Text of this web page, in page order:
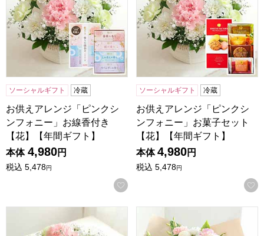
ソーシャルギフト 冷蔵
お供えアレンジ「ピンクシ
ンフォニー」お線香付き
【花】【年間ギフト】
本体 4,980円
税込 5,478円
お気に入りに登録する
ソーシャルギフト 冷蔵
お供えアレンジ「ピンクシ
ンフォニー」お菓子セット
【花】【年間ギフト】
本体 4,980円
税込 5,478円